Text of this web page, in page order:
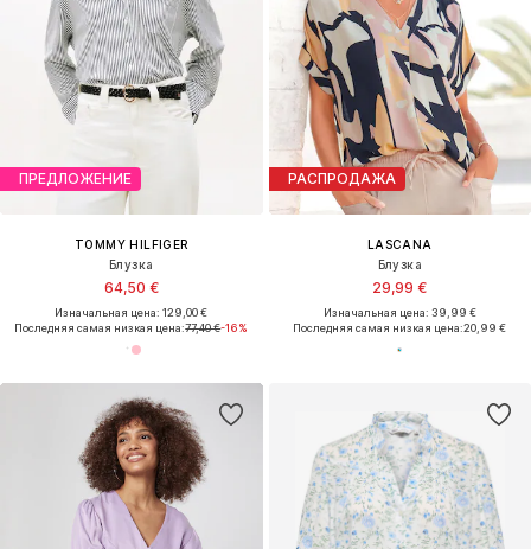
ПРЕДЛОЖЕНИЕ
TOMMY HILFIGER
Блузка
64,50 €
Изначальная цена: 129,00 €
Последняя самая низкая цена:77,40 €-16%
РАСПРОДАЖА
LASCANA
Блузка
29,99 €
Изначальная цена: 39,99 €
Последняя самая низкая цена:20,99 €